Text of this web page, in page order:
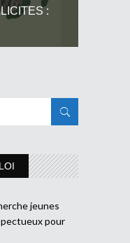
:
jeunes
pour